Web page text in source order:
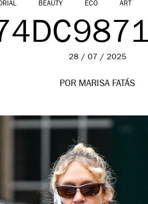
BEAUTY ECO ART
28 / 07 / 2025
POR MARISA FATÁS